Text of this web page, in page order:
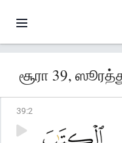
சூரா 39,
39:2